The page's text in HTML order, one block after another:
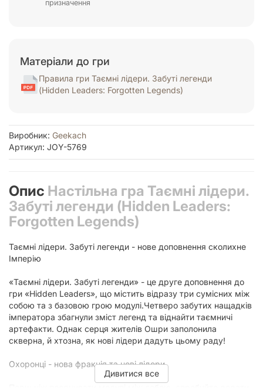
призначення
Матеріали до гри
Правила гри Таємні лідери. Забуті легенди
(Hidden Leaders: Forgotten Legends)
Виробник: Geekach
Артикул: JOY-5769
Опис Настільна гра Таємні лідери.
Забуті легенди (Hidden Leaders:
Forgotten Legends)
Таємні лідери. Забуті легенди - нове доповнення сколихне
Імперію
«Таємні лідери. Забуті легенди» - це друге доповнення до
гри «Hidden Leaders», що містить відразу три сумісних між
собою та з базовою грою модулі.Четверо забутих нащадків
імператора збагнули зміст легенд та віднайти таємничі
артефакти. Однак серця жителів Ошри заполонила
скверна, й хтозна, як нові лідери дадуть цьому раду!
Охоронці - нова фракція та нові лідери
Дивитися все